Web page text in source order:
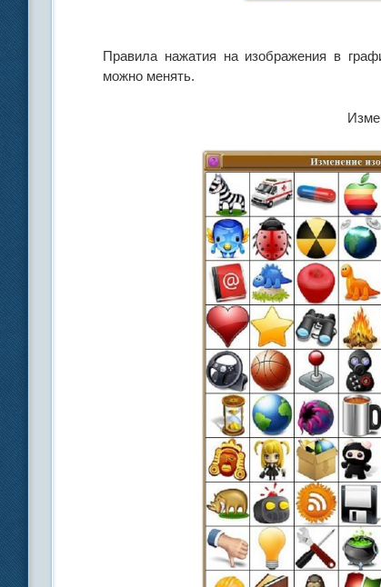
Правила нажатия на изображения в
можно менять.